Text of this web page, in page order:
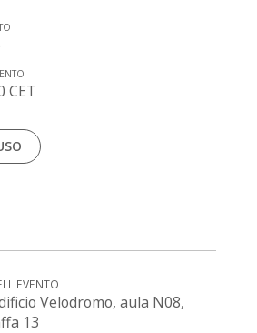
CET
Velodromo, aula N08,
13